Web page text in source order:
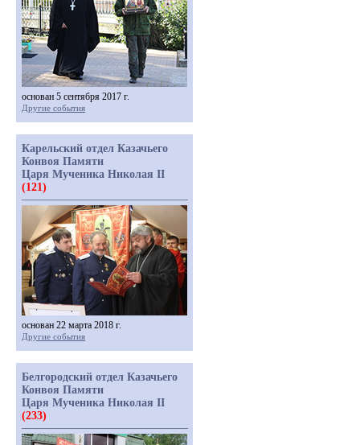
основан 5 сентября 2017 г.
Другие события
Карельский отдел Казачьего
Конвоя Памяти
Царя Мученика Николая II
(121)
основан 22 марта 2018 г.
Другие события
Белгородский отдел Казачьего
Конвоя Памяти
Царя Мученика Николая II
(233)